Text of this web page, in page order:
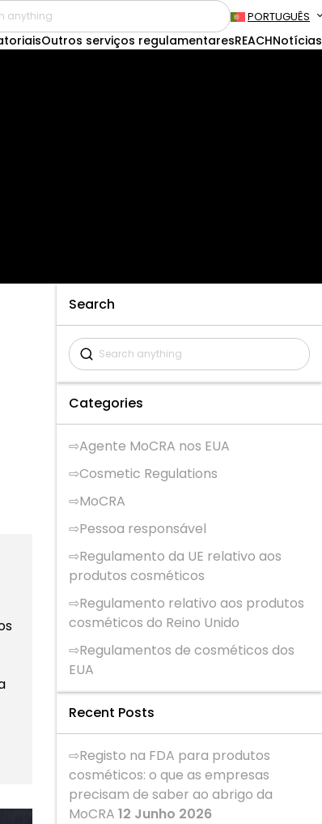
PORTUGUÊS
Outros serviços regulamentaresREACHNotícias
Search
Categories
Agente MoCRA nos EUA
Cosmetic Regulations
MoCRA
Pessoa responsável
Regulamento da UE relativo aos
produtos cosméticos
Regulamento relativo aos produtos
cosméticos do Reino Unido
Regulamentos de cosméticos dos
EUA
Recent Posts
Registo na FDA para produtos
cosméticos: o que as empresas
precisam de saber ao abrigo da
MoCRA 12 Junho 2026